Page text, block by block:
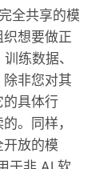
全共享的模
想要做正
练数据、
非您对其
的具体行
。同样，
放的模